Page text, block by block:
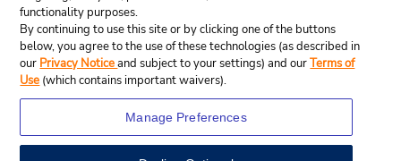
functionality purposes.
By continuing to use this site or by clicking one of the buttons
below, you agree to the use of these technologies (as described in
our Privacy Noticeand subject to your settings) and ourTerms of
Use (which contains important waivers).
Manage Preferences